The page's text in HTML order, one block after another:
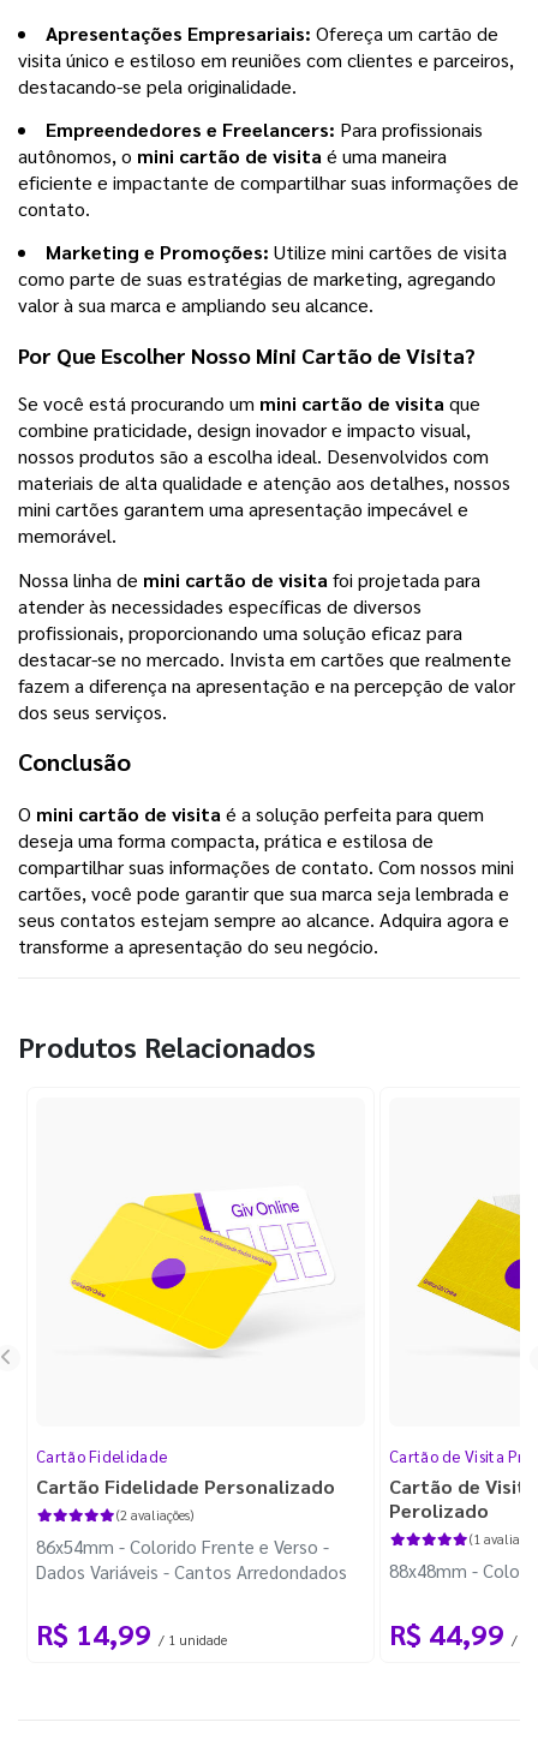
Apresentações Empresariais: Ofereça um cartão de
visita único e estiloso em reuniões com clientes e parceiros,
destacando-se pela originalidade.
Empreendedores e Freelancers: Para profissionais
autônomos, o mini cartão de visita é uma maneira
eficiente e impactante de compartilhar suas informações de
contato.
Marketing e Promoções: Utilize mini cartões de visita
como parte de suas estratégias de marketing, agregando
valor à sua marca e ampliando seu alcance.
Por Que Escolher Nosso Mini Cartão de Visita?
Se você está procurando um mini cartão de visita que
combine praticidade, design inovador e impacto visual,
nossos produtos são a escolha ideal. Desenvolvidos com
materiais de alta qualidade e atenção aos detalhes, nossos
mini cartões garantem uma apresentação impecável e
memorável.
Nossa linha de mini cartão de visita foi projetada para
atender às necessidades específicas de diversos
profissionais, proporcionando uma solução eficaz para
destacar-se no mercado. Invista em cartões que realmente
fazem a diferença na apresentação e na percepção de valor
dos seus serviços.
Conclusão
O mini cartão de visita é a solução perfeita para quem
deseja uma forma compacta, prática e estilosa de
compartilhar suas informações de contato. Com nossos mini
cartões, você pode garantir que sua marca seja lembrada e
seus contatos estejam sempre ao alcance. Adquira agora e
transforme a apresentação do seu negócio.
Produtos Relacionados
Cartão Fidelidade
Cartão Fidelidade Personalizado
(2 avaliações)
86x54mm - Colorido Frente e Verso -
Dados Variáveis - Cantos Arredondados
R$ 14,99 / 1 unidade
Cartão de Visita
Cartão de
Perolizado
(1
88x48mm -
R$ 44,99 /